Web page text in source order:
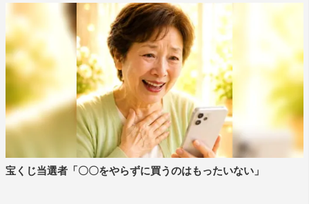
番組情報
『ねほりんぱほりん』
Eテレ
2020年10月7日（水）後10・50～11・20
宝くじ当選者「〇〇をやらずに買うのはもったいない」